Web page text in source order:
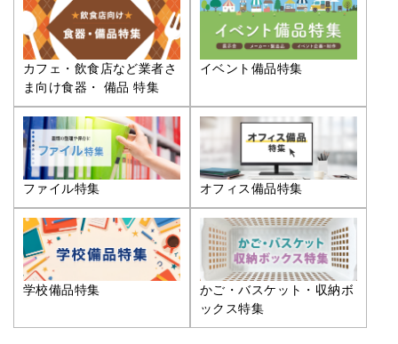
カフェ・飲食店など業者さ
ま向け食器・ 備品 特集
イベント備品特集
ファイル特集 オフィス備品特集
学校備品特集
かご・バスケット・収納ボ
ックス特集